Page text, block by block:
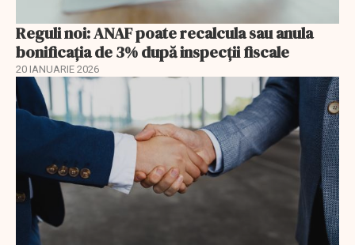
Reguli noi: ANAF poate recalcula sau anula
bonificația de 3% după inspecții fiscale
20 IANUARIE 2026